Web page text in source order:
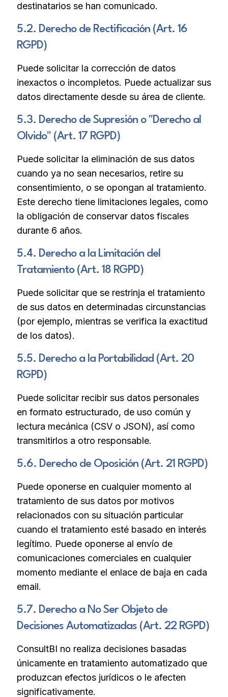
destinatarios se han comunicado.
5.2. Derecho de Rectificación (Art. 16
RGPD)
Puede solicitar la corrección de datos
inexactos o incompletos. Puede actualizar sus
datos directamente desde su área de cliente.
5.3. Derecho de Supresión o "Derecho al
Olvido" (Art. 17 RGPD)
Puede solicitar la eliminación de sus datos
cuando ya no sean necesarios, retire su
consentimiento, o se opongan al tratamiento.
Este derecho tiene limitaciones legales, como
la obligación de conservar datos fiscales
durante 6 años.
5.4. Derecho a la Limitación del
Tratamiento (Art. 18 RGPD)
Puede solicitar que se restrinja el tratamiento
de sus datos en determinadas circunstancias
(por ejemplo, mientras se verifica la exactitud
de los datos).
5.5. Derecho a la Portabilidad (Art. 20
RGPD)
Puede solicitar recibir sus datos personales
en formato estructurado, de uso común y
lectura mecánica (CSV o JSON), así como
transmitirlos a otro responsable.
5.6. Derecho de Oposición (Art. 21 RGPD)
Puede oponerse en cualquier momento al
tratamiento de sus datos por motivos
relacionados con su situación particular
cuando el tratamiento esté basado en interés
legítimo. Puede oponerse al envío de
comunicaciones comerciales en cualquier
momento mediante el enlace de baja en cada
email.
5.7. Derecho a No Ser Objeto de
Decisiones Automatizadas (Art. 22 RGPD)
ConsultBI no realiza decisiones basadas
únicamente en tratamiento automatizado que
produzcan efectos jurídicos o le afecten
significativamente.